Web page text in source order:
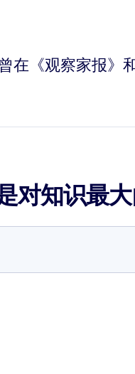
在《观察家报
对知识最